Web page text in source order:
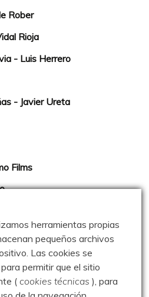
Rober
Rioja
- Luis Herrero
- Javier Ureta
Films
niños
la vía azul
herramientas propias
pequeños archivos
Las cookies se
permitir que el sitio
(cookies técnicas ), para